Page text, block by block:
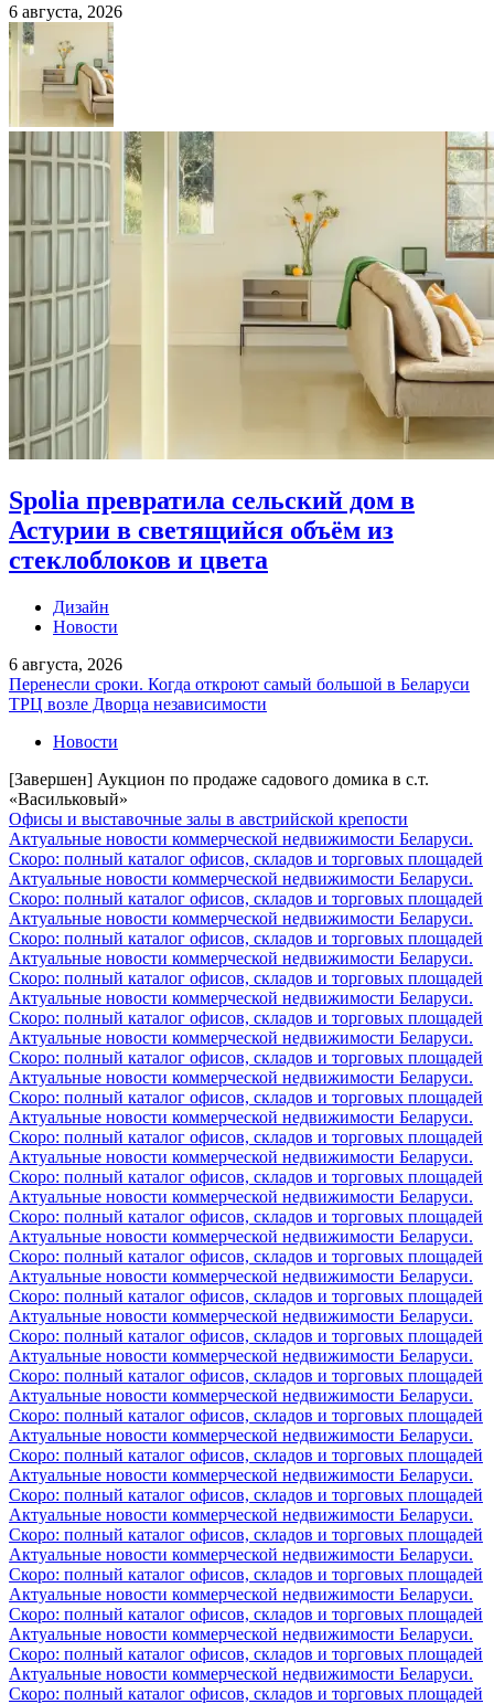
6 августа, 2026
Spolia превратила сельский дом в
Астурии в светящийся объём из
стеклоблоков и цвета
Дизайн
Новости
6 августа, 2026
Перенесли сроки. Когда откроют самый большой в Беларуси
ТРЦ возле Дворца независимости
Новости
[Завершен] Аукцион по продаже садового домика в с.т.
«Васильковый»
Офисы и выставочные залы в австрийской крепости
Актуальные новости коммерческой недвижимости Беларуси.
Скоро: полный каталог офисов, складов и торговых площадей
Актуальные новости коммерческой недвижимости Беларуси.
Скоро: полный каталог офисов, складов и торговых площадей
Актуальные новости коммерческой недвижимости Беларуси.
Скоро: полный каталог офисов, складов и торговых площадей
Актуальные новости коммерческой недвижимости Беларуси.
Скоро: полный каталог офисов, складов и торговых площадей
Актуальные новости коммерческой недвижимости Беларуси.
Скоро: полный каталог офисов, складов и торговых площадей
Актуальные новости коммерческой недвижимости Беларуси.
Скоро: полный каталог офисов, складов и торговых площадей
Актуальные новости коммерческой недвижимости Беларуси.
Скоро: полный каталог офисов, складов и торговых площадей
Актуальные новости коммерческой недвижимости Беларуси.
Скоро: полный каталог офисов, складов и торговых площадей
Актуальные новости коммерческой недвижимости Беларуси.
Скоро: полный каталог офисов, складов и торговых площадей
Актуальные новости коммерческой недвижимости Беларуси.
Скоро: полный каталог офисов, складов и торговых площадей
Актуальные новости коммерческой недвижимости Беларуси.
Скоро: полный каталог офисов, складов и торговых площадей
Актуальные новости коммерческой недвижимости Беларуси.
Скоро: полный каталог офисов, складов и торговых площадей
Актуальные новости коммерческой недвижимости Беларуси.
Скоро: полный каталог офисов, складов и торговых площадей
Актуальные новости коммерческой недвижимости Беларуси.
Скоро: полный каталог офисов, складов и торговых площадей
Актуальные новости коммерческой недвижимости Беларуси.
Скоро: полный каталог офисов, складов и торговых площадей
Актуальные новости коммерческой недвижимости Беларуси.
Скоро: полный каталог офисов, складов и торговых площадей
Актуальные новости коммерческой недвижимости Беларуси.
Скоро: полный каталог офисов, складов и торговых площадей
Актуальные новости коммерческой недвижимости Беларуси.
Скоро: полный каталог офисов, складов и торговых площадей
Актуальные новости коммерческой недвижимости Беларуси.
Скоро: полный каталог офисов, складов и торговых площадей
Актуальные новости коммерческой недвижимости Беларуси.
Скоро: полный каталог офисов, складов и торговых площадей
Актуальные новости коммерческой недвижимости Беларуси.
Скоро: полный каталог офисов, складов и торговых площадей
Актуальные новости коммерческой недвижимости Беларуси.
Скоро: полный каталог офисов, складов и торговых площадей